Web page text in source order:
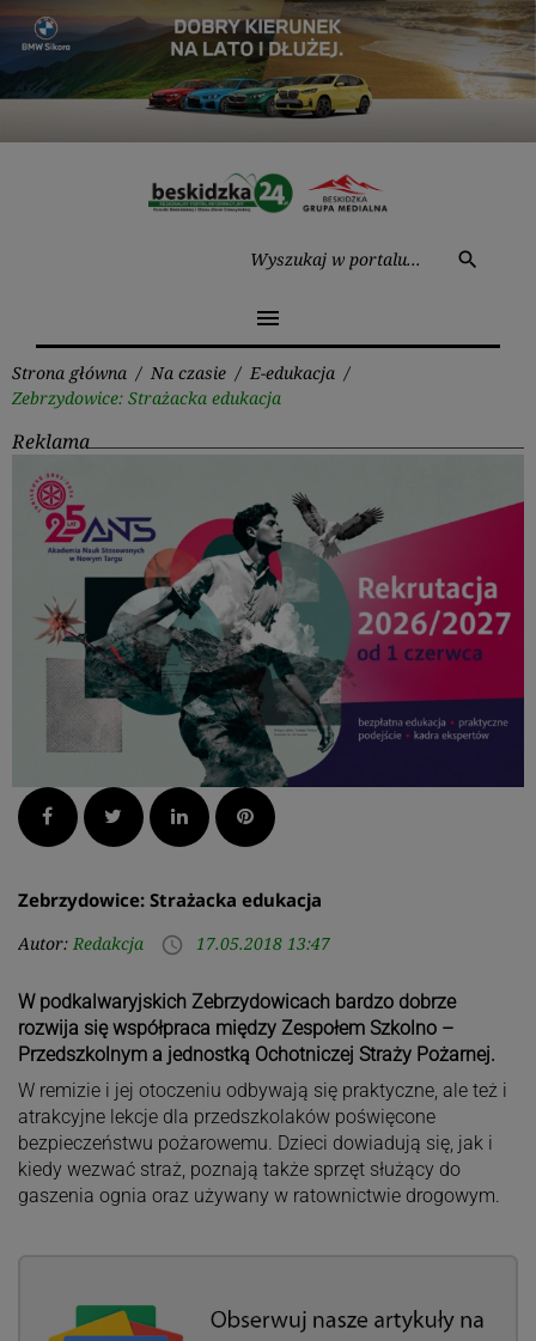
Przejdź
treści
search
menu
Strona główna / Na czasie / E-edukacja /
Zebrzydowice: Strażacka edukacja
Reklama
Facebook Twitter LinkedInPinterest
Zebrzydowice: Strażacka edukacja
Autor: Redakcja access_time 17.05.2018 13:47
W podkalwaryjskich Zebrzydowicach bardzo dobrze
rozwija się współpraca między Zespołem Szkolno –
Przedszkolnym a jednostką Ochotniczej Straży Pożarnej.
W remizie i jej otoczeniu odbywają się praktyczne, ale też i
atrakcyjne lekcje dla przedszkolaków poświęcone
bezpieczeństwu pożarowemu. Dzieci dowiadują się, jak i
kiedy wezwać straż, poznają także sprzęt służący do
gaszenia ognia oraz używany w ratownictwie drogowym.